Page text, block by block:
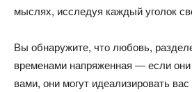
мыслях, исследуя каждый уголок
Вы обнаружите, что любовь,
временами напряженная — если они
вами, они могут идеализировать